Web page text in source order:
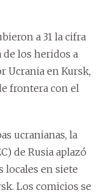
a 31 la cifra
de los heridos a
Ucrania en Kursk,
frontera con el
ucranianas, la
de Rusia aplazó
locales en siete
Los comicios se